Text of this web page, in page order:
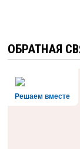
ОБРАТНАЯ
Решаем вместе